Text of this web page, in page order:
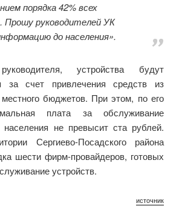
порядка 42% всех
Прошу руководителей УК
до населения».
устройства будут
за счет привлечения средств из
местного бюджетов. При этом, по его
плата за обслуживание
не превысит ста рублей.
Сергиево-Посадского района
шести фирм-провайдеров, готовых
устройств.
источник